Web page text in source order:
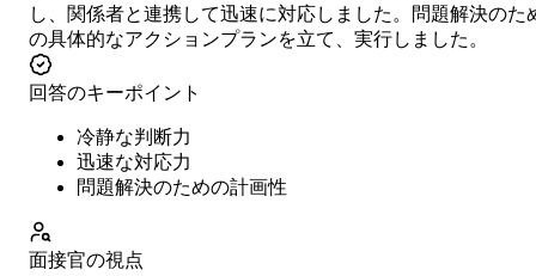
し、関係者と連携して迅速に対応しました。問題解決のた
の具体的なアクションプランを立て、実行しました。
回答のキーポイント
冷静な判断力
迅速な対応力
問題解決のための計画性
面接官の視点